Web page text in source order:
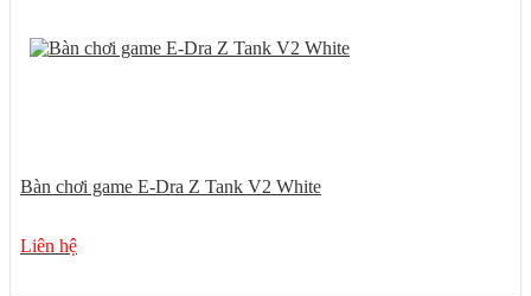
Bàn chơi game E-Dra Z Tank V2 White
Liên hệ